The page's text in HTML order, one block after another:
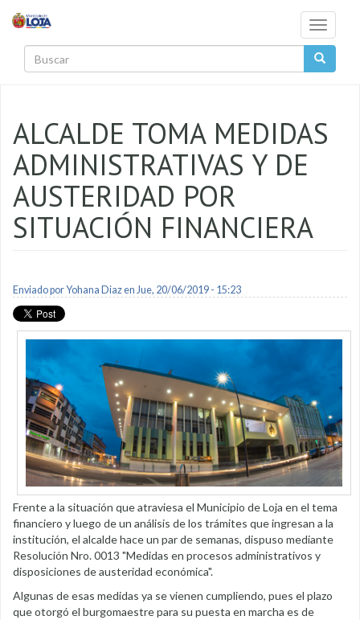
Toggle
ALCALDE TOMA MEDIDAS
ADMINISTRATIVAS Y DE
AUSTERIDAD POR
SITUACIÓN FINANCIERA
Enviado porYohana Diazen Jue, 20/06/2019 - 15:23
Frente a la situación que atraviesa el Municipio de Loja en el tema
financiero y luego de un análisis de los trámites que ingresan a la
institución, el alcalde hace un par de semanas, dispuso mediante
Resolución Nro. 0013 "Medidas en procesos administrativos y
disposiciones de austeridad económica".
Algunas de esas medidas ya se vienen cumpliendo, pues el plazo
que otorgó el burgomaestre para su puesta en marcha es de